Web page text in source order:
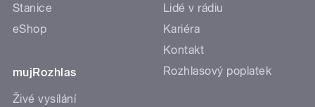
Stanice
eShop
mujRozhlas
Živé vysílání
Lidé v rádiu
Kariéra
Kontakt
Rozhlasový poplatek